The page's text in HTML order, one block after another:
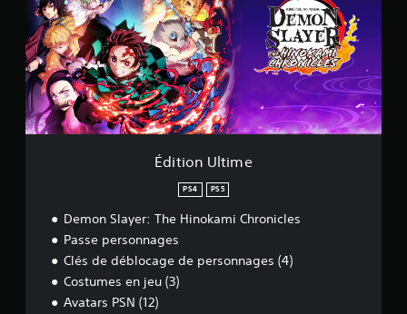
n
U
l
t
i
m
e
Édition Ultime
PS4 PS5
Demon Slayer: The Hinokami Chronicles
Passe personnages
Clés de déblocage de personnages (4)
Costumes en jeu (3)
Avatars PSN (12)